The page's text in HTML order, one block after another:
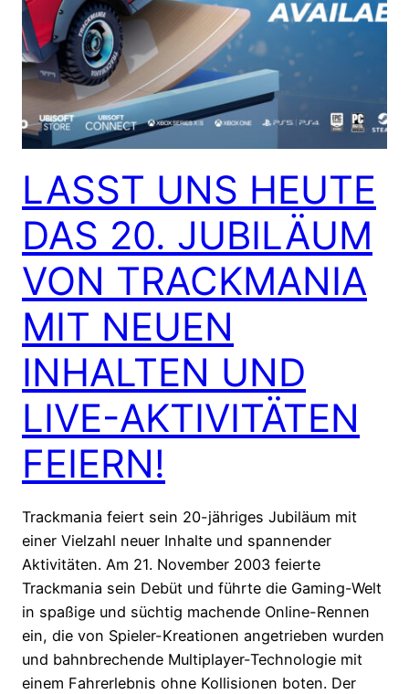
LASST UNS HEUTE
DAS 20. JUBILÄUM
VON TRACKMANIA
MIT NEUEN
INHALTEN UND
LIVE-AKTIVITÄTEN
FEIERN!
Trackmania feiert sein 20-jähriges Jubiläum mit
einer Vielzahl neuer Inhalte und spannender
Aktivitäten. Am 21. November 2003 feierte
Trackmania sein Debüt und führte die Gaming-Welt
in spaßige und süchtig machende Online-Rennen
ein, die von Spieler-Kreationen angetrieben wurden
und bahnbrechende Multiplayer-Technologie mit
einem Fahrerlebnis ohne Kollisionen boten. Der